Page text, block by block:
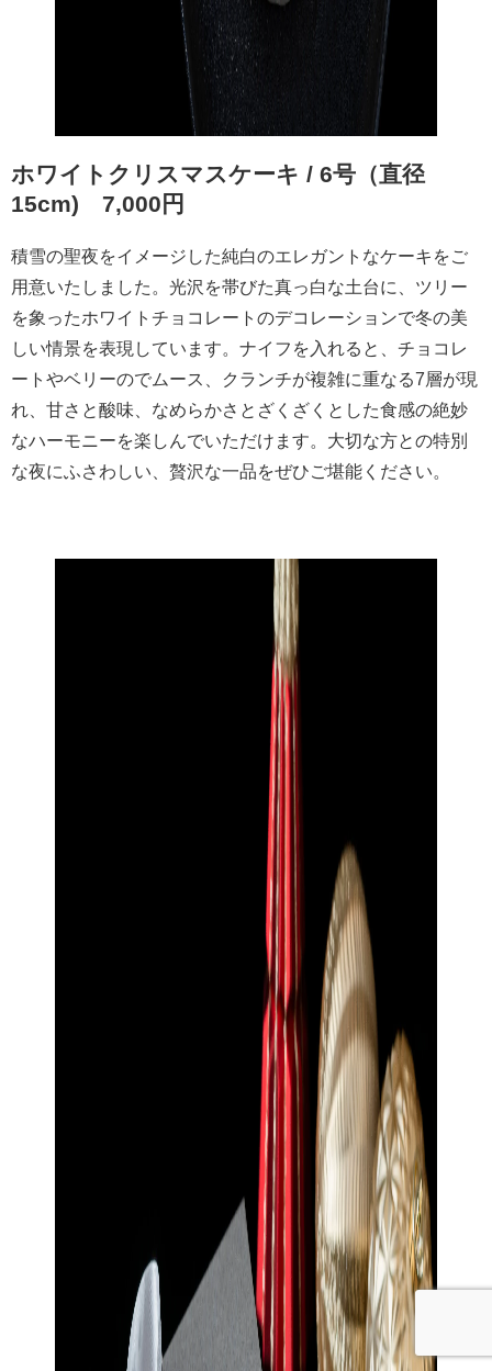
ホワイトクリスマスケーキ / 6号（直径
15cm) 7,000円
積雪の聖夜をイメージした純白のエレガントなケーキをご
用意いたしました。光沢を帯びた真っ白な土台に、ツリー
を象ったホワイトチョコレートのデコレーションで冬の美
しい情景を表現しています。ナイフを入れると、チョコレ
ートやベリーのでムース、クランチが複雑に重なる7層が現
れ、甘さと酸味、なめらかさとざくざくとした食感の絶妙
なハーモニーを楽しんでいただけます。大切な方との特別
な夜にふさわしい、贅沢な一品をぜひご堪能ください。